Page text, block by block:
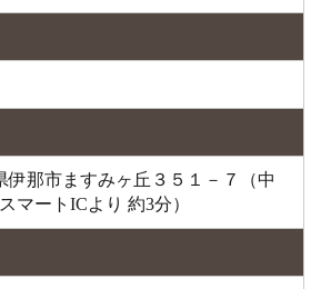
那市ますみヶ丘３５１－７（中
マートICより 約3分）